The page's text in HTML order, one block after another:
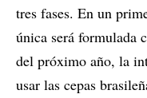
tres fases. En un
única será formulada
del próximo año, la
usar las cepas